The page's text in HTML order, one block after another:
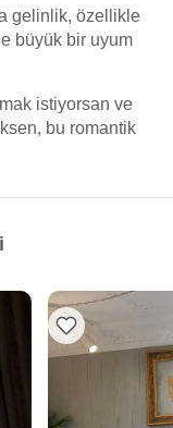
gelinlik, özellikle
büyük bir uyum
istiyorsan ve
bu romantik